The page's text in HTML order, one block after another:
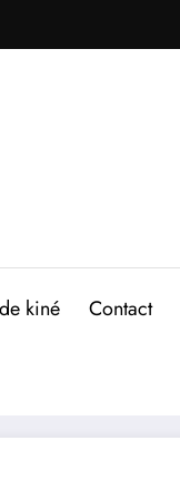
kiné Contact